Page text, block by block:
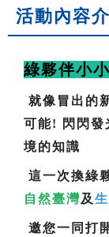
活動內容
綠夥伴小
就像冒出的
可能! 閃閃發
境的知識
這一次換綠
自然臺灣及
邀您一同打